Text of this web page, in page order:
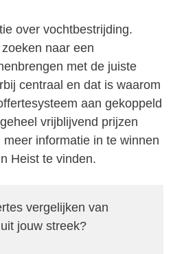
over vochtbestrijding.
naar een
met de juiste
centraal en dat is waarom
aan gekoppeld
vrijblijvend prijzen
informatie in te winnen
Heist te vinden.
vergelijken van
jouw streek?